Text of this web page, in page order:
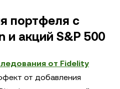
портфеля с
акций S&P 500
от Fidelity
от добавления